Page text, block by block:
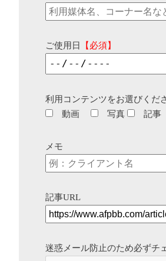
ご使用日 【必須】
利用コンテンツをお選びくだ
動画
写真 記事
メモ
記事URL
迷惑メール防止のため必ずチ